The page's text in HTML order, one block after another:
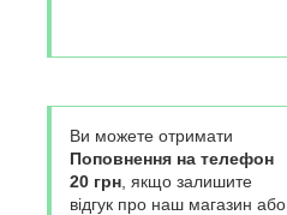
Ви можете отримати
Поповнення на телефон
20 грн, якщо залишите
відгук про наш магазин або